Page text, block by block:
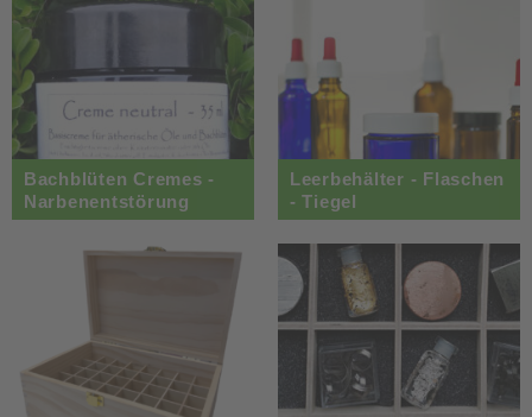
Bachblüten Cremes -
Narbenentstörung
Leerbehälter - Flaschen
- Tiegel